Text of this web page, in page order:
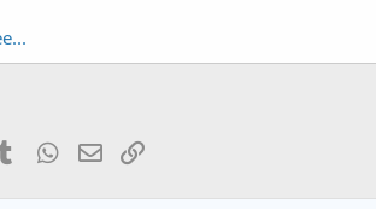
TumblrWhatsAppЭлектронная почта
Ссылка